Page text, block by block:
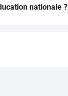
nationale ?